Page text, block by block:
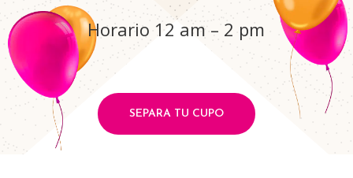
Horario 12 am – 2 pm
SEPARA TU CUPO